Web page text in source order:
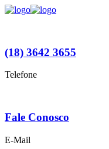
(18) 3642 3655
Telefone
Fale Conosco
E-Mail